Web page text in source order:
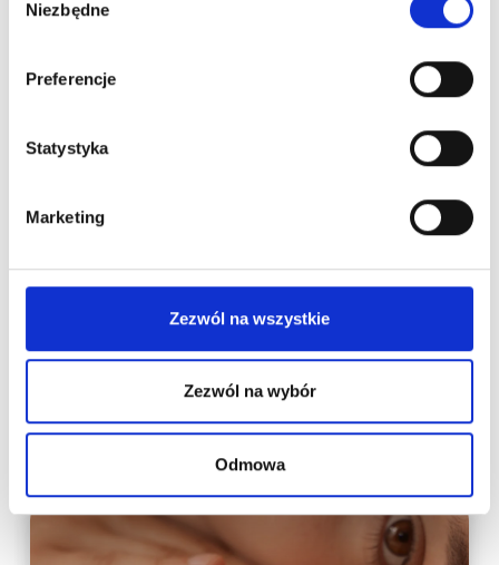
zgody
Niezbędne
Preferencje
Statystyka
Marketing
Zezwól na wszystkie
Zezwól na wybór
Odmowa
New on our blog